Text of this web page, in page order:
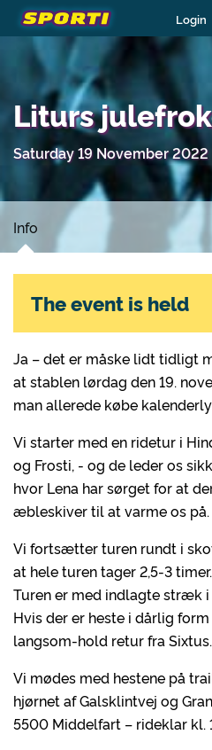
Login
Liturs
Saturday 19 November 2022
Info
Ja – det er måske lidt tidligt
at stablen lørdag den 19.
man allerede købe
Vi starter med en ridetur i
og Frosti, - og de leder os
hvor Lena har sørget for at
æbleskiver til at varme os på.
Vi fortsætter turen rundt i
at hele turen tager 2,5-3 timer.
Turen er med indlagte stræk
Hvis der er heste i dårlig
langsom-hold retur fra Sixtus.
Vi mødes med hestene på
hjørnet af Galsklintvej og
5500 Middelfart – rideklar kl.
The event is held